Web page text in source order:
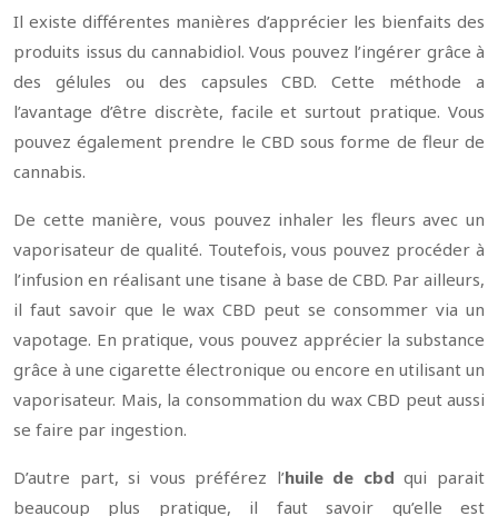
Il existe différentes manières d’apprécier les bienfaits des
produits issus du cannabidiol. Vous pouvez l’ingérer grâce à
des gélules ou des capsules CBD. Cette méthode a
l’avantage d’être discrète, facile et surtout pratique. Vous
pouvez également prendre le CBD sous forme de fleur de
cannabis.
De cette manière, vous pouvez inhaler les fleurs avec un
vaporisateur de qualité. Toutefois, vous pouvez procéder à
l’infusion en réalisant une tisane à base de CBD. Par ailleurs,
il faut savoir que le wax CBD peut se consommer via un
vapotage. En pratique, vous pouvez apprécier la substance
grâce à une cigarette électronique ou encore en utilisant un
vaporisateur. Mais, la consommation du wax CBD peut aussi
se faire par ingestion.
D’autre part, si vous préférez l’huile de cbd qui parait
beaucoup plus pratique, il faut savoir qu’elle est